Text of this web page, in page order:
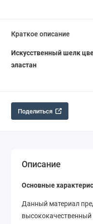
Краткое описание
Искусственный шелк
эластан
Поделиться
Описание
Основные
Данный материал